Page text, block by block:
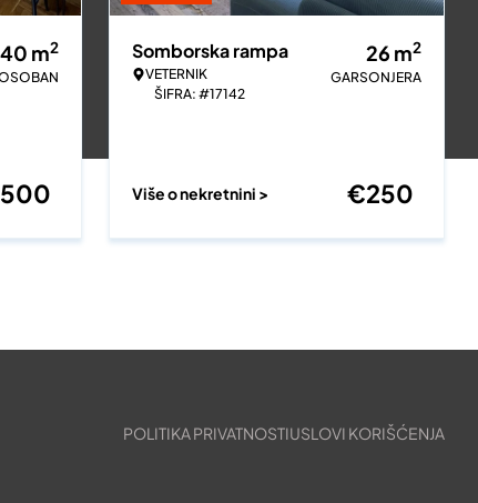
40 m2
500
Somborska rampa
VETERNIK
ŠIFRA: #17142
26 m2
GARSONJERA
Više o nekretnini > €250
POLITIKA PRIVATNOSTIUSLOVI KORIŠĆENJA